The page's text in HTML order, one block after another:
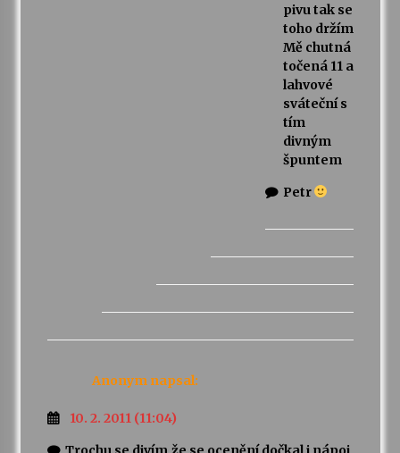
pivu tak se
toho držím
Mě chutná
točená 11 a
lahvové
sváteční s
tím
divným
špuntem
Petr
Anonym napsal:
10. 2. 2011 (11:04)